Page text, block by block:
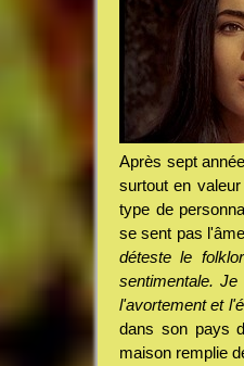
Après sept
surtout en
type de
se sent pas
déteste le
sentimentale.
l'avortement et
dans son pays
maison remplie